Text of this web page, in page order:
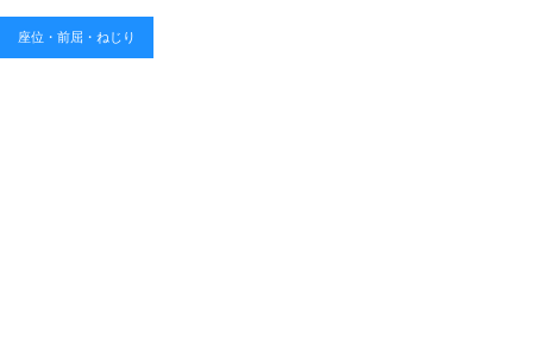
座位・前屈・ねじり